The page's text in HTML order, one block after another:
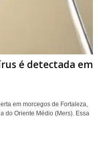
é detectada em
em morcegos de Fortaleza,
do Oriente Médio (Mers). Essa